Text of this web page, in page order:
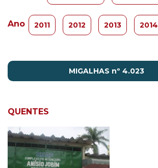
Ano 2011 2012 2013 2014
MIGALHAS nº 4.023
QUENTES